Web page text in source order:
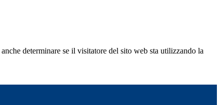
determinare se il visitatore del sito web sta utilizzando la